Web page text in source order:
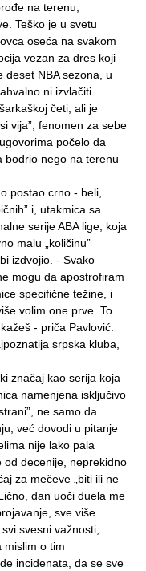
na terenu,
Teško je u svetu
oseća na svakom
vezan za dres koji
deset NBA sezona, u
ni izvlačiti
četi, ali je
vija”, fenomen za sebe
počelo da
bodrio nego na terenu
postao crno - beli,
i, utakmica sa
serije ABA lige, koja
malu „količinu”
izdvojio. - Svako
mogu da apostrofiram
specifične težine, i
volim one prve. To
- priča Pavlović.
srpska kluba,
značaj kao serija koja
namenjena isključivo
ne samo da
već dovodi u pitanje
nije lako pala
od decenije, neprekidno
za mečeve „biti ili ne
dan uoči duela me
sve više
svesni važnosti,
mislim o tim
incidenata, da se sve